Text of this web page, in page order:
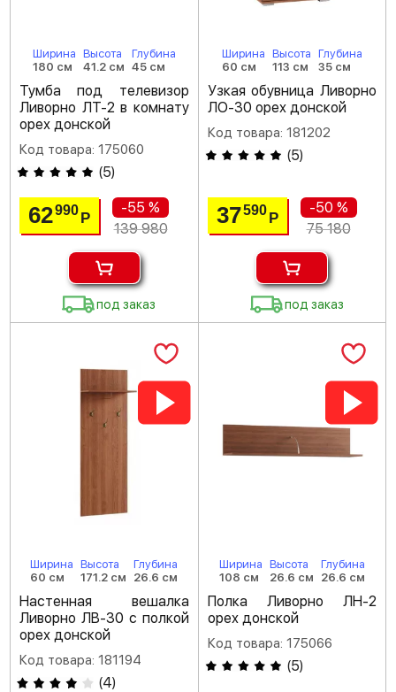
Ширина
180 см
Высота
41.2 см
Глубина
45 см
Тумба под телевизор
Ливорно ЛТ-2 в комнату
орех донской
Код товара: 175060
(5)
62990Р
-55 %
139 980
под заказ
Ширина
60 см
Высота
113 см
Глубина
35 см
Узкая обувница Ливорно
ЛО-30 орех донской
Код товара: 181202
(5)
37590 Р
-50 %
75 180
под заказ
Ширина
60 см
Высота
171.2 см
Глубина
26.6 см
Настенная вешалка
Ливорно ЛВ-30 с полкой
орех донской
Код товара: 181194
(4)
Ширина
108 см
Высота
26.6 см
Глубина
26.6 см
Полка Ливорно ЛН-2
орех донской
Код товара: 175066
(5)